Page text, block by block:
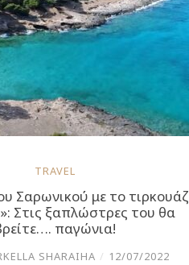
TRAVEL
Σαρωνικού με το τιρκουάζ
Στις ξαπλώστρες του θα
παγώνια!
SHARAIHA / 12/07/2022